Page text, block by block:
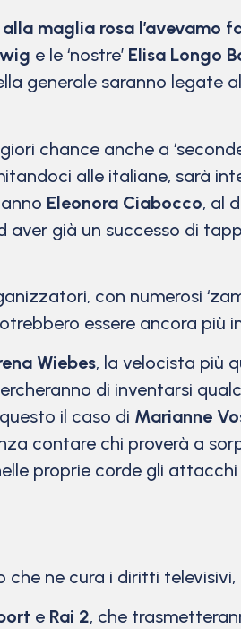
maglia rosa l’avevamo
e le ‘nostre’ Elisa Longo
generale saranno legate
chance anche a
alle italiane, sarà
Eleonora Ciabocco, al
aver già un successo di
con numerosi
essere ancora più
Wiebes, la velocista più
di inventarsi
il caso di Marianne
contare chi proverà a
proprie corde gli
ne cura i diritti
e Rai 2, che